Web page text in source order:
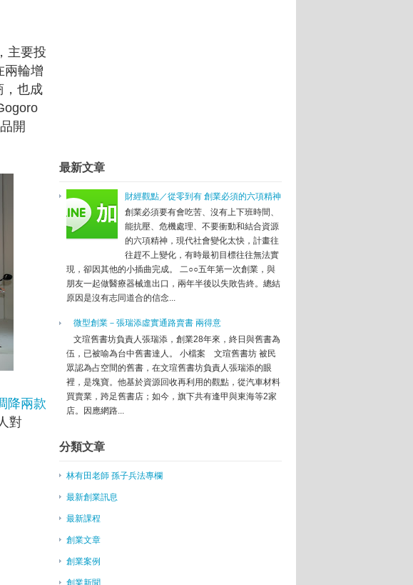
為目標 第一網站董座盧大為 改寫網路傳奇
Space 跨校助創業夢
業之星：廠星科技、飛搜、蓋酷獲前三名
Taipei] OTFES：企圖用科技沖出台灣最厲害的手沖咖啡
百件媒合案例，為建立文創生態體系奠基
電子商務 摘星山莊創業基地11／28開幕
兩岸創客 陸設創業基地並提供基金
募資好消息，2015年五大吸睛團隊
台灣 老外掀來台創業風
飛 先破壞你自己
創業走入國際首步
商「創業班」 畢業即創業
功 呂芳銘：人因素決定90％
己取經：用第二大腦高效率思考的系統方法
何幫助創業 馬雲：減稅
造創新創業生態圈
搞創業，學學美國矽谷的YC吧！
法 智財作價解套
五億仍退出中國市場，東京著衣：中國電商環境不健康
時失足與一名記者的反思
會長孫達汶：對創業失敗者要鼓勵
出走創業比例高增至20%
先看哪些計畫才能獲得政府青睞
神 台灣奪亞洲第1
歲創業 11歲老闆1周賺5萬
家突破盲點 破解理財5迷思
，主要投
兩輪增
，也成
開
降兩款
對
最新文章
財經觀點／從零到有 創業必須的六項精神
創業必須要有會吃苦、沒有上下班時間、
能抗壓、危機處理、不要衝動和結合資源
的六項精神，現代社會變化太快，計畫往
往趕不上變化，有時最初目標往往無法實
現，卻因其他的小插曲完成。 二○○五年第一次創業，與
朋友一起做醫療器械進出口，兩年半後以失敗告終。總結
原因是沒有志同道合的信念...
微型創業－張瑞添虛實通路賣書 兩得意
文瑄舊書坊負責人張瑞添，創業28年來，終日與舊書為
伍，已被喻為台中舊書達人。 小檔案 文瑄舊書坊 被民
眾認為占空間的舊書，在文瑄舊書坊負責人張瑞添的眼
裡，是塊寶。他基於資源回收再利用的觀點，從汽車材料
買賣業，跨足舊書店；如今，旗下共有逢甲與東海等2家
店。因應網路...
分類文章
林有田老師 孫子兵法專欄
最新創業訊息
最新課程
創業文章
創業案例
創業新聞